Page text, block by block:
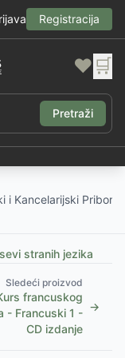
Registracija
❤️ 🛒
Pretraži
i Kancelarijski Pribor
stranih jezika
Sledeći proizvod
francuskog
- Francuski 1 -
CD izdanje
→